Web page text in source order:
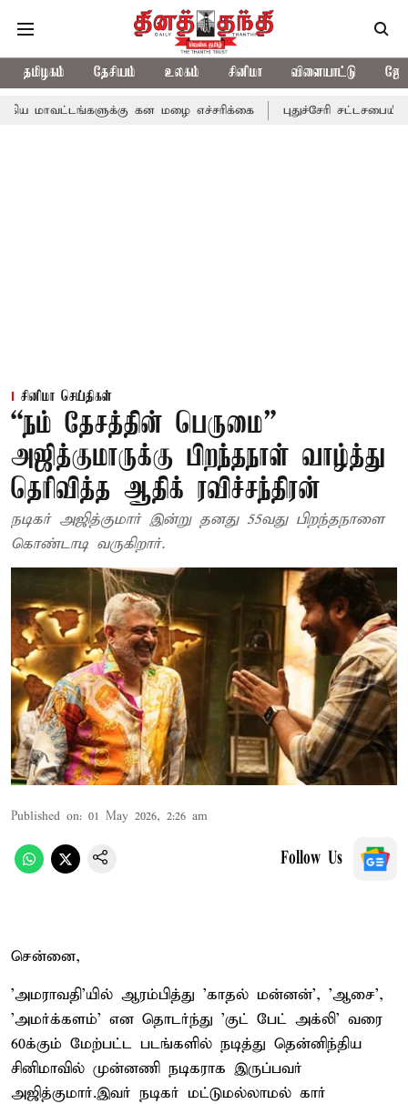
தமிழகம் தேசியம் உலகம் சினிமா விளையாட்டு
கன மழை எச்சரிக்கை புதுச்சேரி சட்டசபையில் வரும்
சினிமா செய்திகள்
“நம் தேசத்தின் பெருமை” –
அஜித்குமாருக்கு பிறந்தநாள் வாழ்த்து
தெரிவித்த ஆதிக் ரவிச்சந்திரன்
நடிகர் அஜித்குமார் இன்று தனது 55வது பிறந்தநாளை
கொண்டாடி வருகிறார்.
Published on: 01 May 2026, 2:26 am
Follow Us
சென்னை,
'அமராவதி'யில் ஆரம்பித்து 'காதல் மன்னன்', 'ஆசை',
'அமர்க்களம்' என தொடர்ந்து 'குட் பேட் அக்லி' வரை
60க்கும் மேற்பட்ட படங்களில் நடித்து தென்னிந்திய
சினிமாவில் முன்னணி நடிகராக இருப்பவர்
அஜித்குமார்.இவர் நடிகர் மட்டுமல்லாமல் கார்